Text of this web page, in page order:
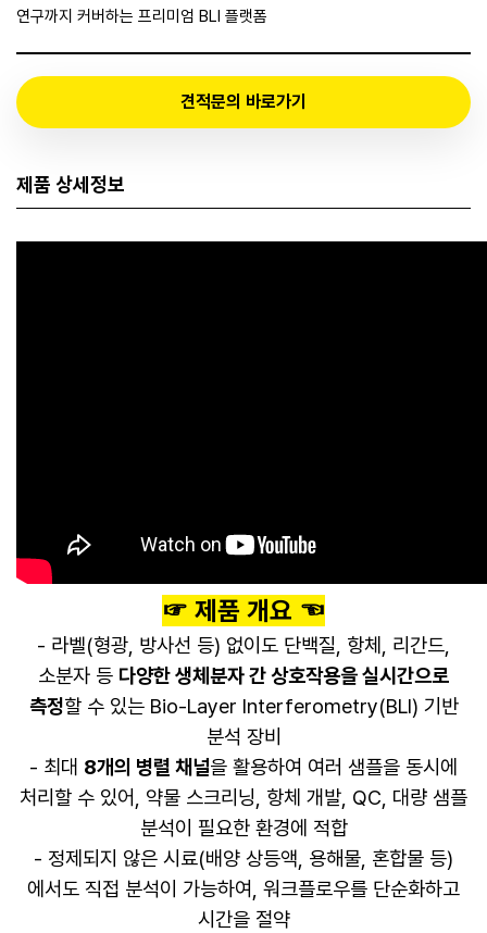
연구까지 커버하는 프리미엄 BLI 플랫폼
견적문의 바로가기
제품 상세정보
☞ 제품 개요 ☜
- 라벨(형광, 방사선 등) 없이도 단백질, 항체, 리간드,
소분자 등 다양한 생체분자 간 상호작용을 실시간으로
측정할 수 있는 Bio-Layer Interferometry(BLI) 기반
분석 장비
- 최대 8개의 병렬 채널을 활용하여 여러 샘플을 동시에
처리할 수 있어, 약물 스크리닝, 항체 개발, QC, 대량 샘플
분석이 필요한 환경에 적합
- 정제되지 않은 시료(배양 상등액, 용해물, 혼합물 등)
에서도 직접 분석이 가능하여, 워크플로우를 단순화하고
시간을 절약